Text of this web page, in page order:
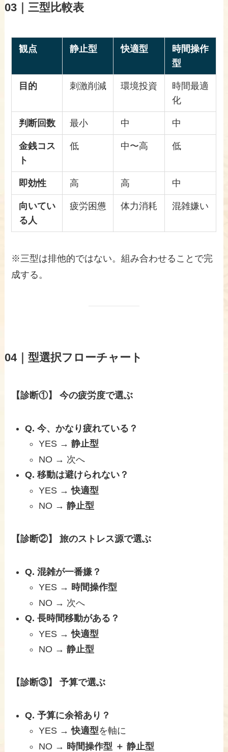
03｜三型比較表
観点 静止型 快適型
時間操作
型
目的 刺激削減 環境投資
時間最適
化
判断回数 最小 中 中
金銭コス
ト
低 中〜高 低
即効性 高 高 中
向いてい
る人
疲労困憊 体力消耗 混雑嫌い
※三型は排他的ではない。組み合わせることで完
成する。
04｜型選択フローチャート
【診断①】 今の疲労度で選ぶ
Q. 今、かなり疲れている？
YES →静止型
NO → 次へ
Q. 移動は避けられない？
YES →快適型
NO →静止型
【診断②】 旅のストレス源で選ぶ
Q. 混雑が一番嫌？
YES → 時間操作型
NO → 次へ
Q. 長時間移動がある？
YES →快適型
NO →静止型
【診断③】 予算で選ぶ
Q. 予算に余裕あり？
YES →快適型を軸に
NO → 時間操作型 ＋ 静止型